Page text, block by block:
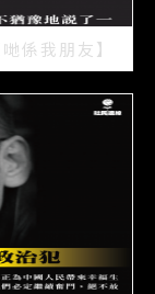
係我朋友】